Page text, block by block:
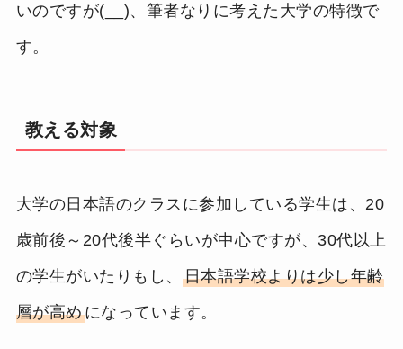
いのですが(__)、筆者なりに考えた大学の特徴で
す。
教える対象
大学の日本語のクラスに参加している学生は、20
歳前後～20代後半ぐらいが中心ですが、30代以上
の学生がいたりもし、 日本語学校よりは少し年齢
層が高めになっています。